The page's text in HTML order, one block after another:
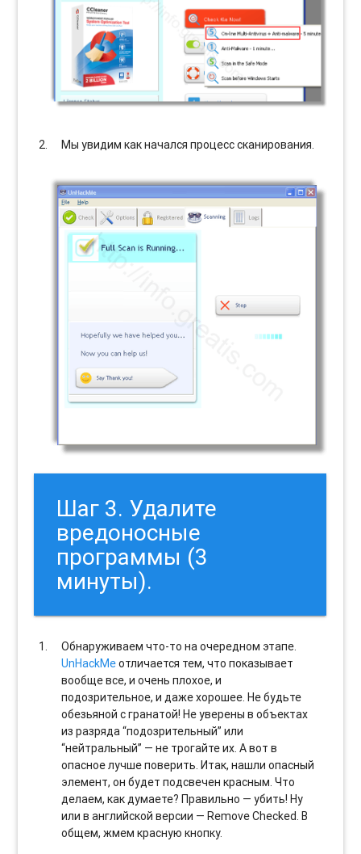
Мы увидим как начался процесс сканирования.
Шаг 3. Удалите
вредоносные
программы (3
минуты).
Обнаруживаем что-то на очередном этапе.
UnHackMeотличается тем, что показывает
вообще все, и очень плохое, и
подозрительное, и даже хорошее. Не будьте
обезьяной с гранатой! Не уверены в объектах
из разряда “подозрительный” или
“нейтральный” — не трогайте их. А вот в
опасное лучше поверить. Итак, нашли опасный
элемент, он будет подсвечен красным. Что
делаем, как думаете? Правильно — убить! Ну
или в английской версии — Remove Checked. В
общем, жмем красную кнопку.